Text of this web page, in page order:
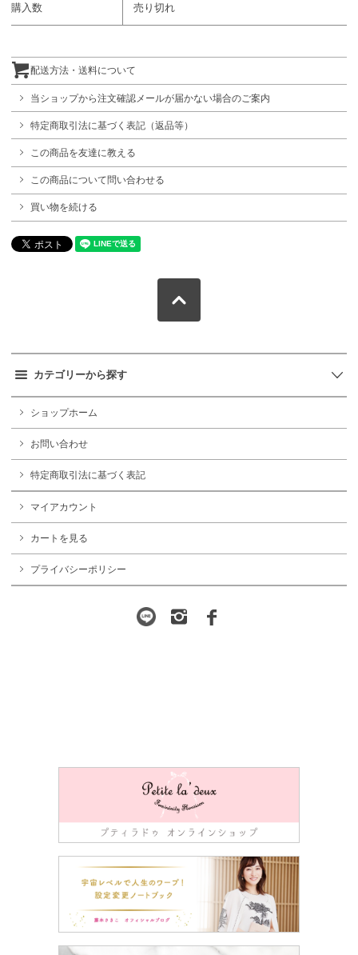
購入数 売り切れ
配送方法・送料について
当ショップから注文確認メールが届かない場合のご案内
特定商取引法に基づく表記（返品等）
この商品を友達に教える
この商品について問い合わせる
買い物を続ける
カテゴリーから探す
ショップホーム
お問い合わせ
特定商取引法に基づく表記
マイアカウント
カートを見る
プライバシーポリシー